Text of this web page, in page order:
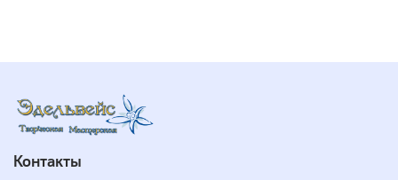
Контакты